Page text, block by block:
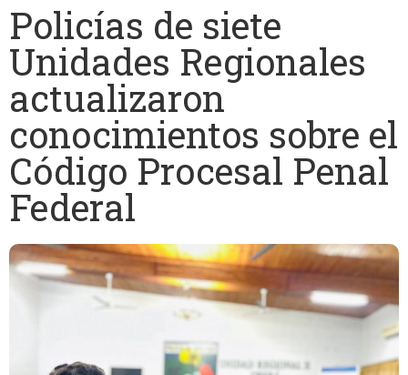
Policías de siete
Unidades Regionales
actualizaron
conocimientos sobre el
Código Procesal Penal
Federal